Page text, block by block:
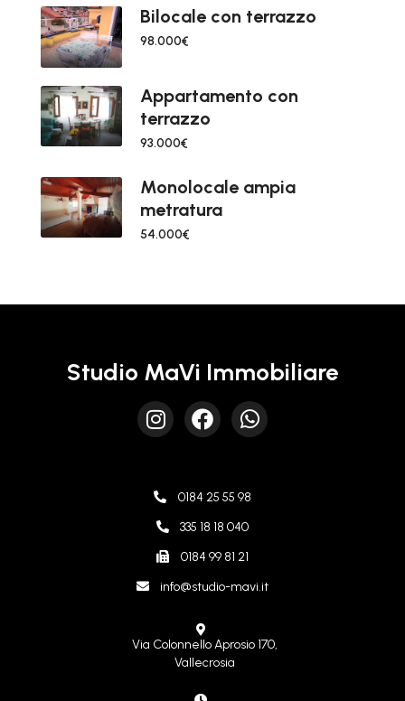
Bilocale con terrazzo
98.000€
Appartamento con
terrazzo
93.000€
Monolocale ampia
metratura
54.000€
Studio MaVi Immobiliare
0184 25 55 98
335 18 18 040
0184 99 81 21
info@studio-mavi.it
Via Colonnello Aprosio 170,
Vallecrosia